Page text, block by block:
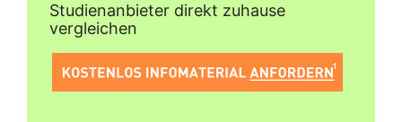
Studienanbieter direkt zuhause
vergleichen